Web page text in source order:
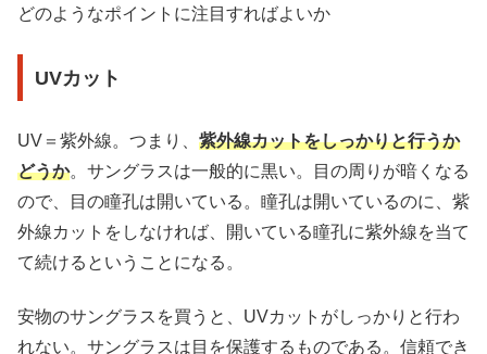
どのようなポイントに注目すればよいか
UVカット
UV＝紫外線。つまり、 紫外線カットをしっかりと行うか
どうか。サングラスは一般的に黒い。目の周りが暗くなる
ので、目の瞳孔は開いている。瞳孔は開いているのに、紫
外線カットをしなければ、開いている瞳孔に紫外線を当て
て続けるということになる。
安物のサングラスを買うと、UVカットがしっかりと行わ
れない。サングラスは目を保護するものである。信頼でき